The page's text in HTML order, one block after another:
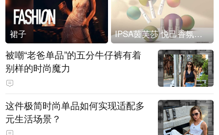
裙子 IPSA茵芙莎 悦己香氛凝露上市
被嘲“老爸单品”的五分牛仔裤有着
别样的时尚魔力
这件极简时尚单品如何实现适配多
元生活场景？